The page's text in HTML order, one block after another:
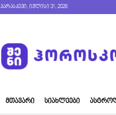
პარასკევი, ივლისი 31, 2026
ᲛᲗᲐᲕᲐᲠᲘ ᲡᲘᲐᲮᲚᲔᲔᲑᲘ